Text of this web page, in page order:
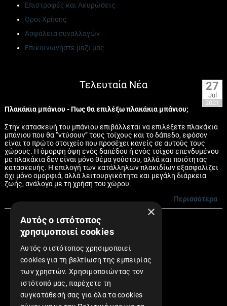
Επιστροφές και Ακυρώσεις
Όροι Χρήσης
Ασφάλεια συναλλαγών
Επικοινωνήστε μαζί μας
Τελευταία Νέα 27
Jul
2021
Πλακάκια μπάνιου - Πως θα επιλέξω πλακάκια μπάνιου;
Στην κατασκευή του μπάνιου επιβάλλεται να επιλέξετε πλακάκια
μπάνιου που θα “ντύσουν” τους τοίχους και το δάπεδο, εφόσον
είναι το πρώτο στοιχείο που προσέχει κανείς σε αυτούς τους
χώρους. Η όμορφη όψη ενός δαπέδου ή ενός τοίχου επενδυμένου
με πλακάκια δεν είναι μόνο θέμα γούστου, αλλά και ποιότητας
κατασκευής. Η επιλογή των κατάλληλων πλακιδίων εξασφαλίζει
όχι μόνο ομορφιά, αλλά λειτουργικότητα και μεγάλη διάρκεια
ζωής, ανάλογα με τη χρήση του χώρου.
Περισσότερα
Συνεργασίες
Find us on Facebook!
×
Αυτός ο ιστότοπος
χρησιμοποιεί cookies
Αυτός ο ιστότοπος χρησιμοποιεί
cookies για τη βελτίωση της εμπειρίας
των χρηστών. Χρησιμοποιώντας τον
ιστότοπό μας, παρέχετε τη
συγκατάθεσή σας για όλα τα cookies